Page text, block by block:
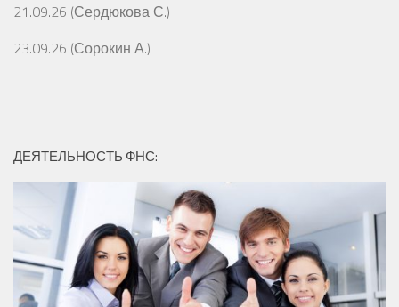
21.09.26 (Сердюкова С.)
23.09.26 (Сорокин А.)
ДЕЯТЕЛЬНОСТЬ ФНС: